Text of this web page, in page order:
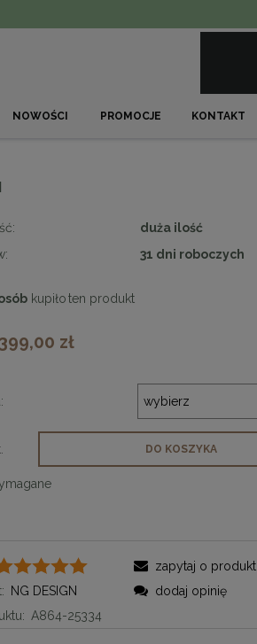
NOWOŚCI PROMOCJE KONTAKT
duża ilość
31 dni roboczych
kupiło ten produkt
zł
DO KOSZYKA
NG DESIGN
A864-25334
zapytaj o produkt
dodaj opinię